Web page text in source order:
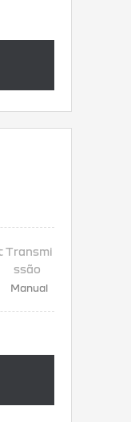
Manual